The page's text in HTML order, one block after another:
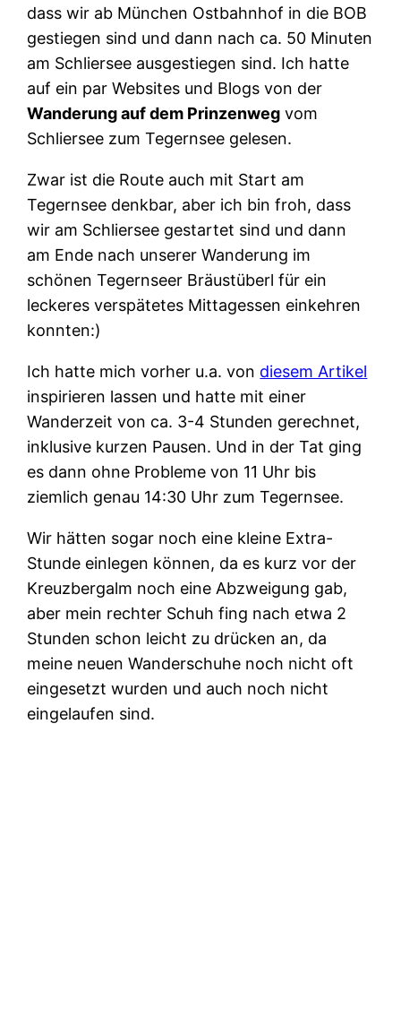
dass wir ab München Ostbahnhof in die BOB
gestiegen sind und dann nach ca. 50 Minuten
am Schliersee ausgestiegen sind. Ich hatte
auf ein par Websites und Blogs von der
Wanderung auf dem Prinzenweg vom
Schliersee zum Tegernsee gelesen.
Zwar ist die Route auch mit Start am
Tegernsee denkbar, aber ich bin froh, dass
wir am Schliersee gestartet sind und dann
am Ende nach unserer Wanderung im
schönen Tegernseer Bräustüberl für ein
leckeres verspätetes Mittagessen einkehren
konnten:)
Ich hatte mich vorher u.a. von diesem Artikel
inspirieren lassen und hatte mit einer
Wanderzeit von ca. 3-4 Stunden gerechnet,
inklusive kurzen Pausen. Und in der Tat ging
es dann ohne Probleme von 11 Uhr bis
ziemlich genau 14:30 Uhr zum Tegernsee.
Wir hätten sogar noch eine kleine Extra-
Stunde einlegen können, da es kurz vor der
Kreuzbergalm noch eine Abzweigung gab,
aber mein rechter Schuh fing nach etwa 2
Stunden schon leicht zu drücken an, da
meine neuen Wanderschuhe noch nicht oft
eingesetzt wurden und auch noch nicht
eingelaufen sind.